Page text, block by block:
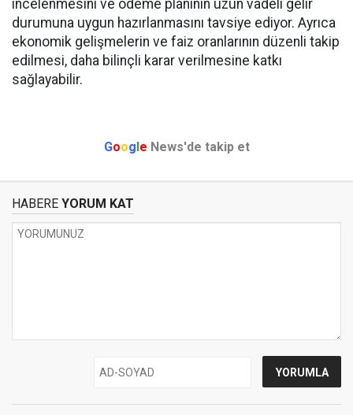
incelenmesini ve ödeme planının uzun vadeli gelir
durumuna uygun hazırlanmasını tavsiye ediyor. Ayrıca
ekonomik gelişmelerin ve faiz oranlarının düzenli takip
edilmesi, daha bilinçli karar verilmesine katkı
sağlayabilir.
Google News'de takip et
HABERE YORUM KAT